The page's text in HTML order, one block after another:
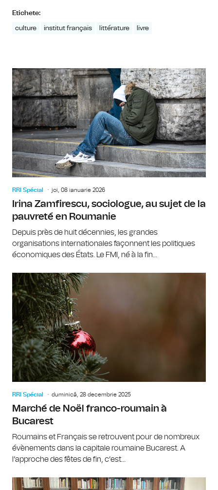
Etichete:
culture institut français littérature livre
RRI Spécial joi, 08 ianuarie 2026
Irina Zamfirescu, sociologue, au sujet de la
pauvreté en Roumanie
Depuis près de huit décennies, les grandes
organisations internationales façonnent les politiques
économiques des États. Le FMI, né à la fin...
RRI Spécial duminică, 28 decembrie 2025
Marché de Noël franco-roumain à
Bucarest
Roumains et Français se retrouvent pour de nombreux
évènements dans la capitale roumaine Bucarest. A
l’approche des fêtes de fin, c’est...